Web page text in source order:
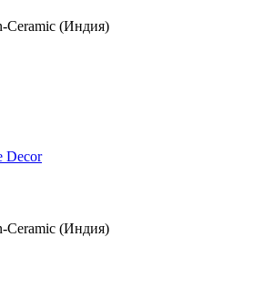
Ceramic (Индия)
Ceramic (Индия)